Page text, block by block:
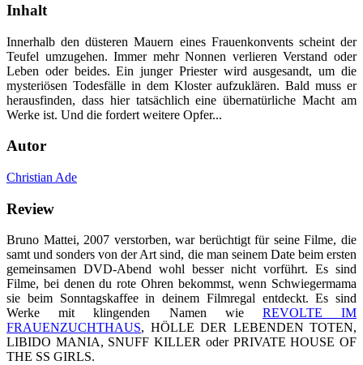
Inhalt
Innerhalb den düsteren Mauern eines Frauenkonvents scheint der
Teufel umzugehen. Immer mehr Nonnen verlieren Verstand oder
Leben oder beides. Ein junger Priester wird ausgesandt, um die
mysteriösen Todesfälle in dem Kloster aufzuklären. Bald muss er
herausfinden, dass hier tatsächlich eine übernatürliche Macht am
Werke ist. Und die fordert weitere Opfer...
Autor
Christian Ade
Review
Bruno Mattei, 2007 verstorben, war berüchtigt für seine Filme, die
samt und sonders von der Art sind, die man seinem Date beim ersten
gemeinsamen DVD-Abend wohl besser nicht vorführt. Es sind
Filme, bei denen du rote Ohren bekommst, wenn Schwiegermama
sie beim Sonntagskaffee in deinem Filmregal entdeckt. Es sind
Werke mit klingenden Namen wie REVOLTE IM
FRAUENZUCHTHAUS, HÖLLE DER LEBENDEN TOTEN,
LIBIDO MANIA, SNUFF KILLER oder PRIVATE HOUSE OF
THE SS GIRLS.